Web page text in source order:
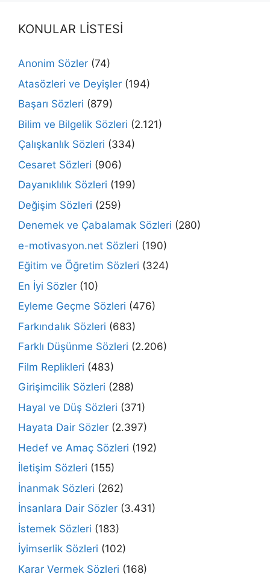
KONULAR LİSTESİ
Anonim Sözler (74)
Atasözleri ve Deyişler (194)
Başarı Sözleri (879)
Bilim ve Bilgelik Sözleri (2.121)
Çalışkanlık Sözleri (334)
Cesaret Sözleri (906)
Dayanıklılık Sözleri (199)
Değişim Sözleri (259)
Denemek ve Çabalamak Sözleri (280)
e-motivasyon.net Sözleri (190)
Eğitim ve Öğretim Sözleri (324)
En İyi Sözler (10)
Eyleme Geçme Sözleri (476)
Farkındalık Sözleri (683)
Farklı Düşünme Sözleri (2.206)
Film Replikleri (483)
Girişimcilik Sözleri (288)
Hayal ve Düş Sözleri (371)
Hayata Dair Sözler (2.397)
Hedef ve Amaç Sözleri (192)
İletişim Sözleri (155)
İnanmak Sözleri (262)
İnsanlara Dair Sözler (3.431)
İstemek Sözleri (183)
İyimserlik Sözleri (102)
Karar Vermek Sözleri (168)